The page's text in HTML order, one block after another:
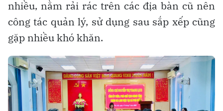
nhiều, nằm rải rác trên các địa bàn cũ nên
công tác quản lý, sử dụng sau sắp xếp cũng
gặp nhiều khó khăn.